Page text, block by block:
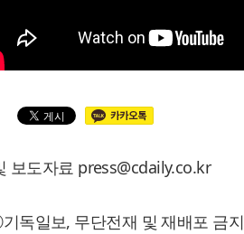
보도자료 press@cdaily.co.kr
독일보, 무단전재 및 재배포 금지